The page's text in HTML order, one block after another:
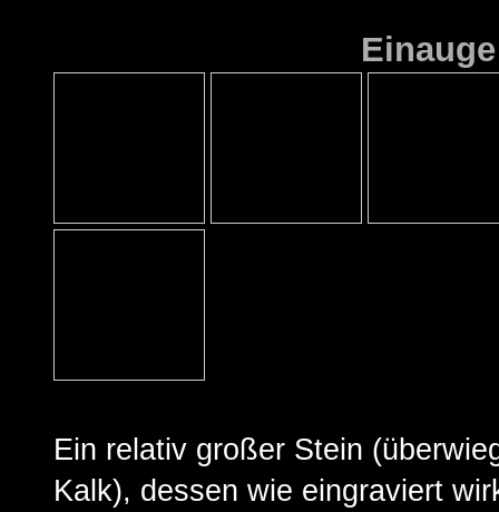
Einauge
Ein relativ großer Stein
Kalk), dessen wie eingraviert